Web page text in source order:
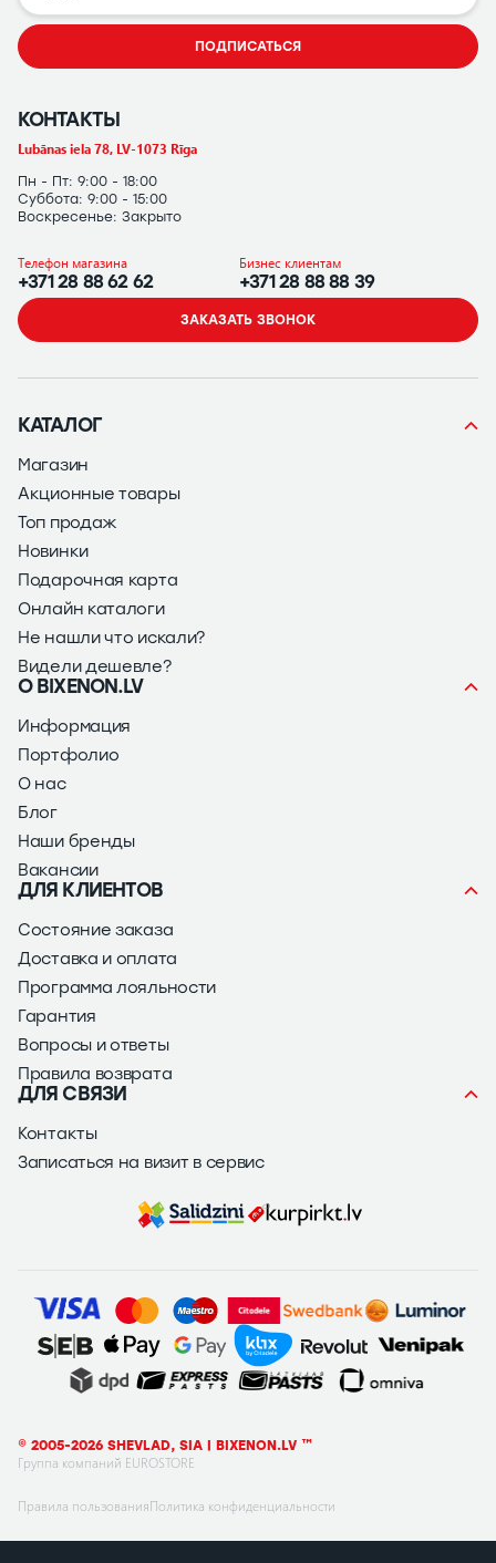
ПОДПИСАТЬСЯ
КОНТАКТЫ
Lubānas iela 78, LV-1073 Rīga
Пн - Пт: 9:00 - 18:00
Суббота: 9:00 - 15:00
Воскресенье: Закрыто
Телефон магазина
+371 28 88 62 62
Бизнес клиентам
+371 28 88 88 39
ЗАКАЗАТЬ ЗВОНОК
КАТАЛОГ
Магазин
Акционные товары
Топ продаж
Новинки
Подарочная карта
Онлайн каталоги
Не нашли что искали?
Видели дешевле?
О BIXENON.LV
Информация
Портфолио
О нас
Блог
Наши бренды
Вакансии
ДЛЯ КЛИЕНТОВ
Состояние заказа
Доставка и оплата
Программа лояльности
Гарантия
Вопросы и ответы
Правила возврата
ДЛЯ СВЯЗИ
Контакты
Записаться на визит в сервис
© 2005-2026 SHEVLAD, SIA | BIXENON.LV ™
Группа компаний EUROSTORE
Правила пользованияПолитика конфиденциальности